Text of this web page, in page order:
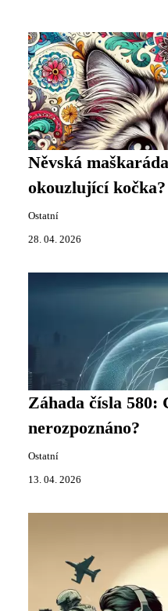
Něvská
okouzlující kočka?
Ostatní
28. 04. 2026
Záhada čísla 580:
nerozpoznáno?
Ostatní
13. 04. 2026